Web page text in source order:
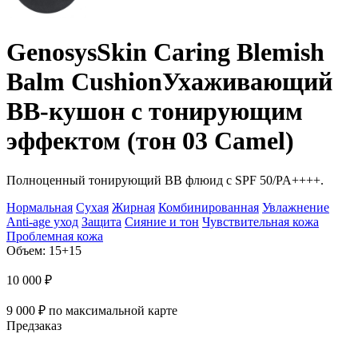
GenosysSkin Caring Blemish
Balm CushionУхаживающий
BB-кушон с тонирующим
эффектом (тон 03 Camel)
Полноценный тонирующий BB флюид с SPF 50/PA++++.
Нормальная Сухая Жирная Комбинированная Увлажнение
Anti-age уход Защита Сияние и тон Чувствительная кожа
Проблемная кожа
Объем: 15+15
10 000 ₽
9 000 ₽ по максимальной карте
Предзаказ